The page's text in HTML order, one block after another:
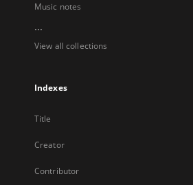
Music notes
...
View all collections
Indexes
Title
Creator
Contributor